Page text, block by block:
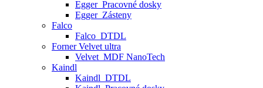
Egger_Pracovné dosky
Egger_Zásteny
Falco
Falco_DTDL
Forner Velvet ultra
Velvet_MDF NanoTech
Kaindl
Kaindl_DTDL